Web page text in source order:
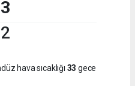
hava sıcaklığı 33 gece